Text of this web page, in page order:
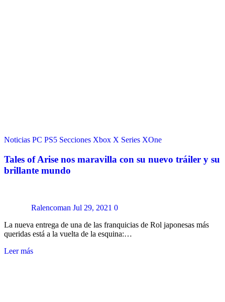
Noticias PC PS5 Secciones Xbox X Series XOne
Tales of Arise nos maravilla con su nuevo tráiler y su
brillante mundo
Ralencoman Jul 29, 2021 0
La nueva entrega de una de las franquicias de Rol japonesas más
queridas está a la vuelta de la esquina:…
Leer más